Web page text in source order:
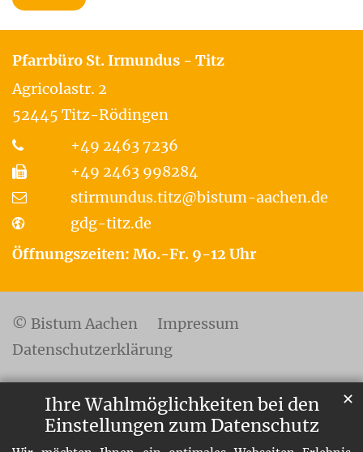
Ihre Wahlmöglichkeiten bei den
Einstellungen zum Datenschutz
✕
Pfarrbüro St. Irmundus - Titz
Agricolastr. 2
52445 Titz-Rödingen
+49 2463 7236
+49 2463 998284
stirmundus.titz@bistum-aachen.de
gdg-titz.de
Öffnungszeiten: Mo.-Fr. 9-12 Uhr
© Bistum Aachen
Impressum
Datenschutzerklärung